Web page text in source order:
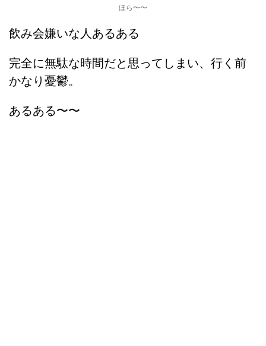
ほら〜〜
飲み会嫌いな人あるある
完全に無駄な時間だと思ってしまい、行く前
かなり憂鬱。
あるある〜〜